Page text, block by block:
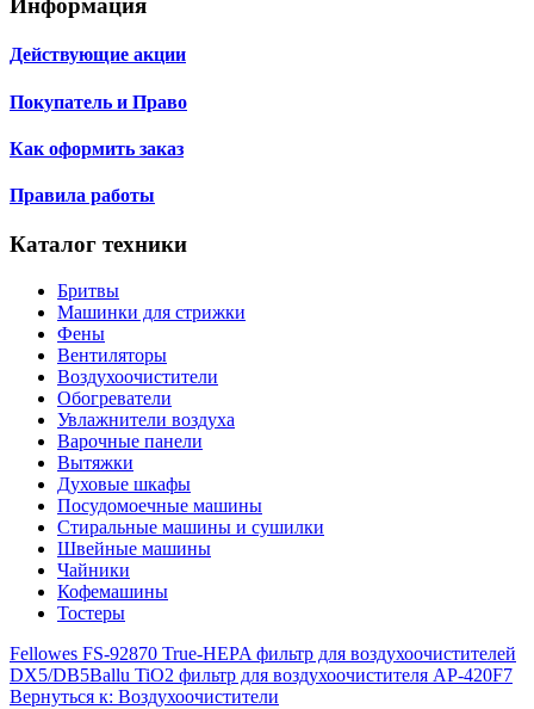
Информация
Действующие акции
Покупатель и Право
Как оформить заказ
Правила работы
Каталог техники
Бритвы
Машинки для стрижки
Фены
Вентиляторы
Воздухоочистители
Обогреватели
Увлажнители воздуха
Варочные панели
Вытяжки
Духовые шкафы
Посудомоечные машины
Стиральные машины и сушилки
Швейные машины
Чайники
Кофемашины
Тостеры
Fellowes FS-92870 True-HEPA фильтр для воздухоочистителей
DX5/DB5Ballu TiO2 фильтр для воздухоочистителя AP-420F7
Вернуться к: Воздухоочистители